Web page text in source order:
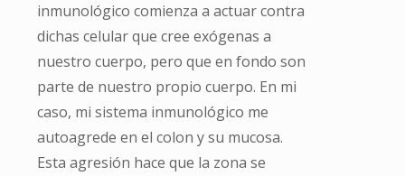
inmunológico comienza a actuar contra
dichas celular que cree exógenas a
nuestro cuerpo, pero que en fondo son
parte de nuestro propio cuerpo. En mi
caso, mi sistema inmunológico me
autoagrede en el colon y su mucosa.
Esta agresión hace que la zona se